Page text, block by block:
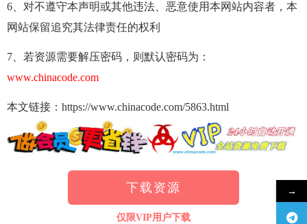
6、对不遵守本声明或其他违法、恶意使用本网站内容者，本
网站保留追究其法律责任的权利
7、若资源需要解压密码，则默认密码为：
www.chinacode.com
本文链接：https://www.chinacode.com/5863.html
下载资源
仅限VIP用户下载
→